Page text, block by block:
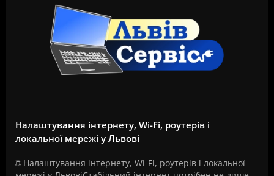
Налаштування інтернету, Wi-Fi, роутерів і
локальної мережі у Львові
🌐 Налаштування інтернету, Wi-Fi, роутерів і локальної